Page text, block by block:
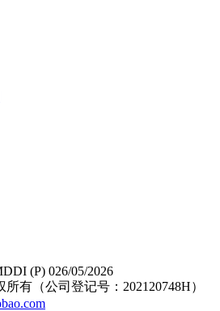
(P) 026/05/2026
有（公司登记号：202120748H）